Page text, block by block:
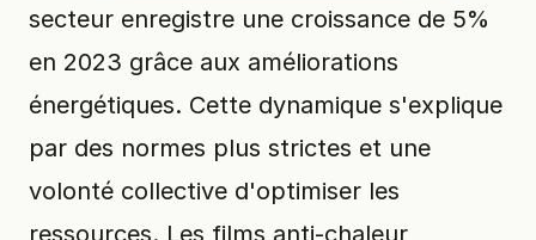
secteur enregistre une croissance de 5%
en 2023 grâce aux améliorations
énergétiques. Cette dynamique s'explique
par des normes plus strictes et une
volonté collective d'optimiser les
ressources. Les films anti-chaleur